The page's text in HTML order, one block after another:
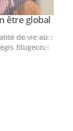
être global
de vie au
Blugeon,